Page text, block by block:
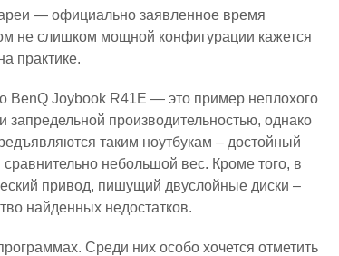
— официально заявленное время
не слишком мощной конфигурации кажется
практике.
BenQ Joybook R41E — это пример неплохого
производительностью, однако
таким ноутбукам – достойный
небольшой вес. Кроме того, в
привод, пишущий двуслойные диски –
найденных недостатков.
Среди них особо хочется отметить